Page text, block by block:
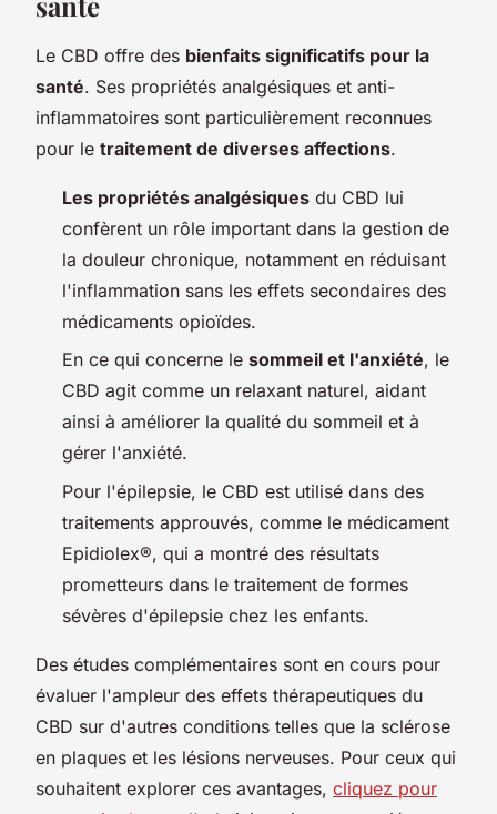
Le CBD offre des bienfaits significatifs pour la
santé. Ses propriétés analgésiques et anti-
inflammatoires sont particulièrement reconnues
pour le traitement de diverses affections.
Les propriétés analgésiques du CBD lui
confèrent un rôle important dans la gestion de
la douleur chronique, notamment en réduisant
l'inflammation sans les effets secondaires des
médicaments opioïdes.
En ce qui concerne le sommeil et l'anxiété, le
CBD agit comme un relaxant naturel, aidant
ainsi à améliorer la qualité du sommeil et à
gérer l'anxiété.
Pour l'épilepsie, le CBD est utilisé dans des
traitements approuvés, comme le médicament
Epidiolex®, qui a montré des résultats
prometteurs dans le traitement de formes
sévères d'épilepsie chez les enfants.
Des études complémentaires sont en cours pour
évaluer l'ampleur des effets thérapeutiques du
CBD sur d'autres conditions telles que la sclérose
en plaques et les lésions nerveuses. Pour ceux qui
souhaitent explorer ces avantages, cliquez pour